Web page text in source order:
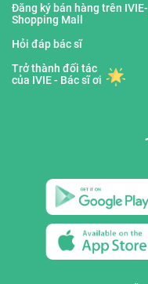
Đăng ký bán hàng trên IVIE-
Shopping Mall
Hỏi đáp bác sĩ
Trở thành đối tác
của IVIE - Bác sĩ ơi